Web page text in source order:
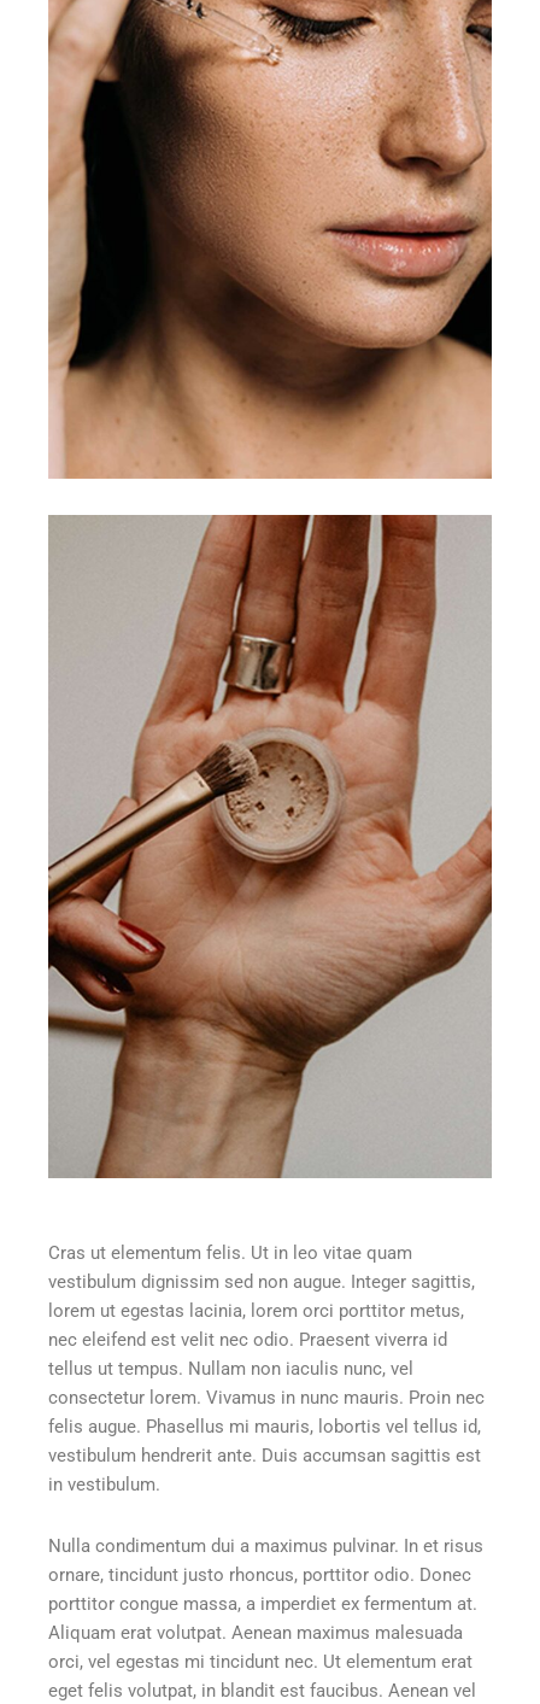
Cras ut elementum felis. Ut in leo vitae quam
vestibulum dignissim sed non augue. Integer sagittis,
lorem ut egestas lacinia, lorem orci porttitor metus,
nec eleifend est velit nec odio. Praesent viverra id
tellus ut tempus. Nullam non iaculis nunc, vel
consectetur lorem. Vivamus in nunc mauris. Proin nec
felis augue. Phasellus mi mauris, lobortis vel tellus id,
vestibulum hendrerit ante. Duis accumsan sagittis est
in vestibulum.
Nulla condimentum dui a maximus pulvinar. In et risus
ornare, tincidunt justo rhoncus, porttitor odio. Donec
porttitor congue massa, a imperdiet ex fermentum at.
Aliquam erat volutpat. Aenean maximus malesuada
orci, vel egestas mi tincidunt nec. Ut elementum erat
eget felis volutpat, in blandit est faucibus. Aenean vel